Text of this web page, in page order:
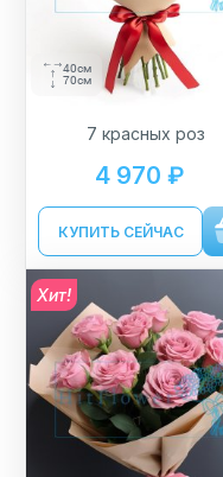
40см
70см
7 красных роз
4 970 ₽
КУПИТЬ СЕЙЧАС
Хит!